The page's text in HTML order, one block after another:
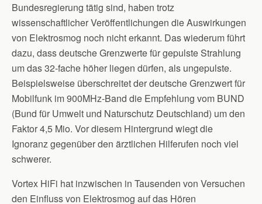
Bundesregierung tätig sind, haben trotz
wissenschaftlicher Veröffentlichungen die Auswirkungen
von Elektrosmog noch nicht erkannt. Das wiederum führt
dazu, dass deutsche Grenzwerte für gepulste Strahlung
um das 32-fache höher liegen dürfen, als ungepulste.
Beispielsweise überschreitet der deutsche Grenzwert für
Mobilfunk im 900MHz-Band die Empfehlung vom BUND
(Bund für Umwelt und Naturschutz Deutschland) um den
Faktor 4,5 Mio. Vor diesem Hintergrund wiegt die
Ignoranz gegenüber den ärztlichen Hilferufen noch viel
schwerer.
Vortex HiFi hat inzwischen in Tausenden von Versuchen
den Einfluss von Elektrosmog auf das Hören